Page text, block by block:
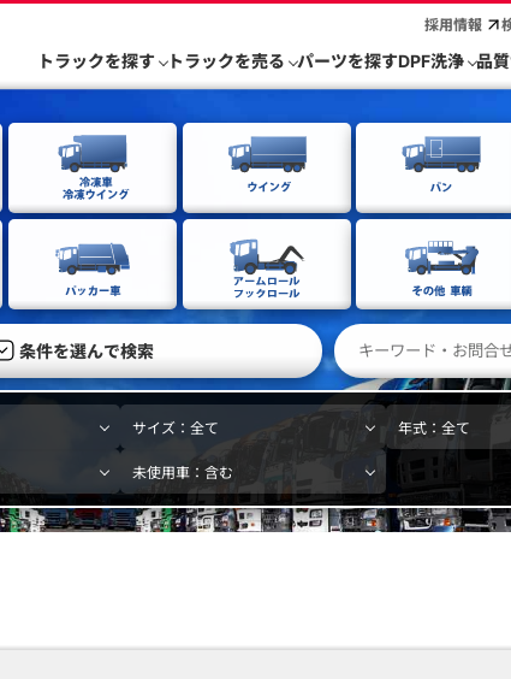
採用情報
トラックを探す トラックを売る パーツを探すDPF洗浄 品
条件を選んで検索